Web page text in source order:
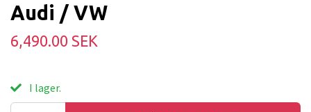
Audi / VW
6,490.00 SEK
I lager.